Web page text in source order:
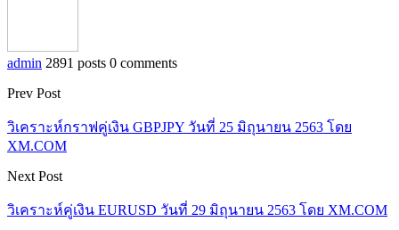
admin 2891 posts 0 comments
Prev Post
วิเคราะห์กราฟคู่เงิน GBPJPY วันที่ 25 มิถุนายน 2563 โดย
XM.COM
Next Post
วิเคราะห์คู่เงิน EURUSD วันที่ 29 มิถุนายน 2563 โดย XM.COM